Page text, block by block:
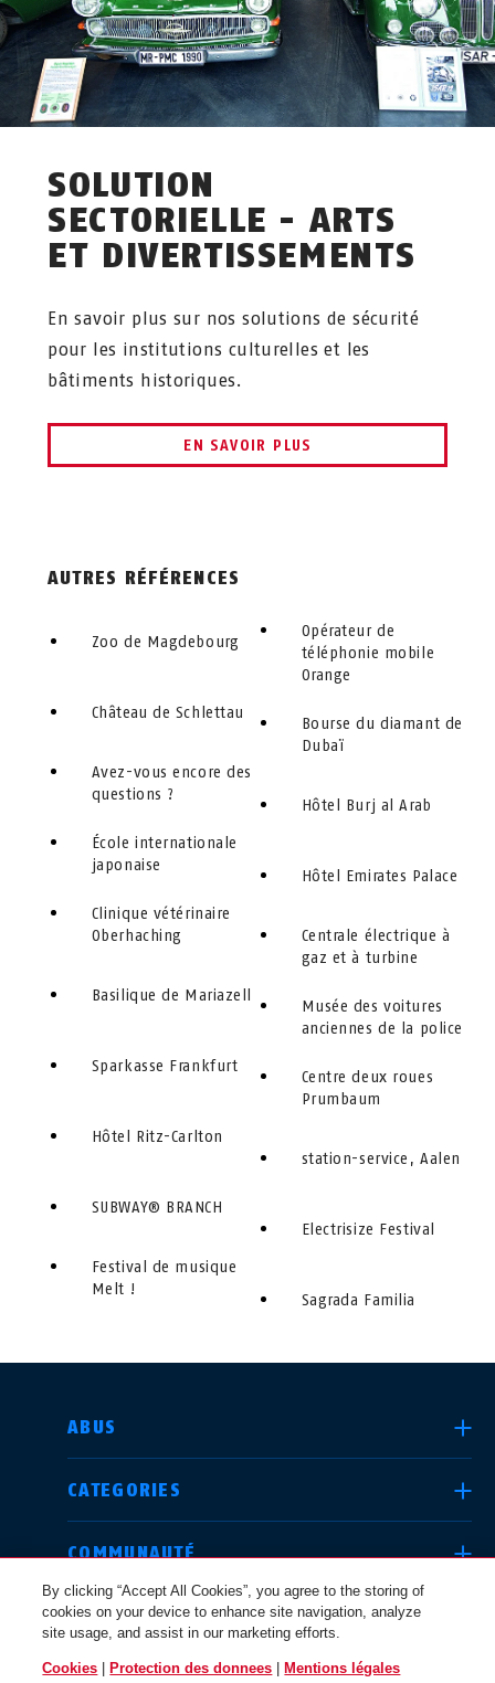
SOLUTION
SECTORIELLE - ARTS
ET DIVERTISSEMENTS
En savoir plus sur nos solutions de sécurité
pour les institutions culturelles et les
bâtiments historiques.
EN SAVOIR PLUS
AUTRES RÉFÉRENCES
Zoo de Magdebourg
Château de Schlettau
Avez-vous encore des
questions ?
École internationale
japonaise
Clinique vétérinaire
Oberhaching
Basilique de Mariazell
Sparkasse Frankfurt
Hôtel Ritz-Carlton
SUBWAY® BRANCH
Festival de musique
Melt !
Opérateur de
téléphonie mobile
Orange
Bourse du diamant de
Dubaï
Hôtel Burj al Arab
Hôtel Emirates Palace
Centrale électrique à
gaz et à turbine
Musée des voitures
anciennes de la police
Centre deux roues
Prumbaum
station-service, Aalen
Electrisize Festival
Sagrada Familia
ABUS
CATEGORIES
COMMUNAUTÉ
QUESTIONS JURIDIQUES
CHOISIR UN PAYS
Deutschland
By clicking “Accept All Cookies”, you agree to the storing of
cookies on your device to enhance site navigation, analyze
site usage, and assist in our marketing efforts.
Cookies Protection des donnees Mentions légales